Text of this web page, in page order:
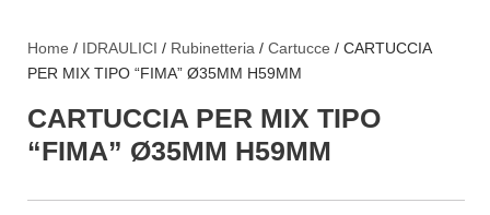
Home / IDRAULICI / Rubinetteria / Cartucce / CARTUCCIA
PER MIX TIPO “FIMA” Ø35MM H59MM
CARTUCCIA PER MIX TIPO
“FIMA” Ø35MM H59MM